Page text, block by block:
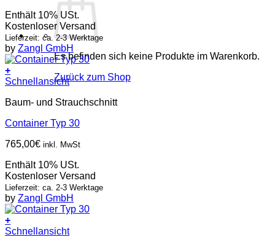
Es befinden sich keine Produkte im Warenkorb.
Zurück zum Shop
Enthält 10% USt.
Kostenloser Versand
Lieferzeit: ca. 2-3 Werktage
by Zangl GmbH
+
Schnellansicht
Baum- und Strauchschnitt
Container Typ 30
765,00€ inkl. MwSt
Enthält 10% USt.
Kostenloser Versand
Lieferzeit: ca. 2-3 Werktage
by Zangl GmbH
+
Schnellansicht